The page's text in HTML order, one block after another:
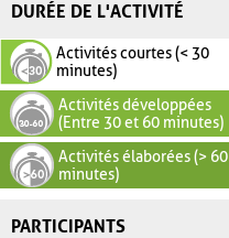
DURÉE DE L'ACTIVITÉ
Activités courtes (< 30
minutes)
Activités développées
(Entre 30 et 60 minutes)
Activités élaborées (> 60
minutes)
PARTICIPANTS